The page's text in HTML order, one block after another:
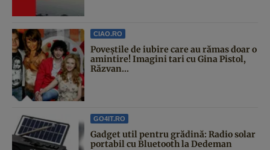
CIAO.RO
Poveştile de iubire care au rămas doar o
amintire! Imagini tari cu Gina Pistol,
Răzvan...
GO4IT.RO
Gadget util pentru grădină: Radio solar
portabil cu Bluetooth la Dedeman